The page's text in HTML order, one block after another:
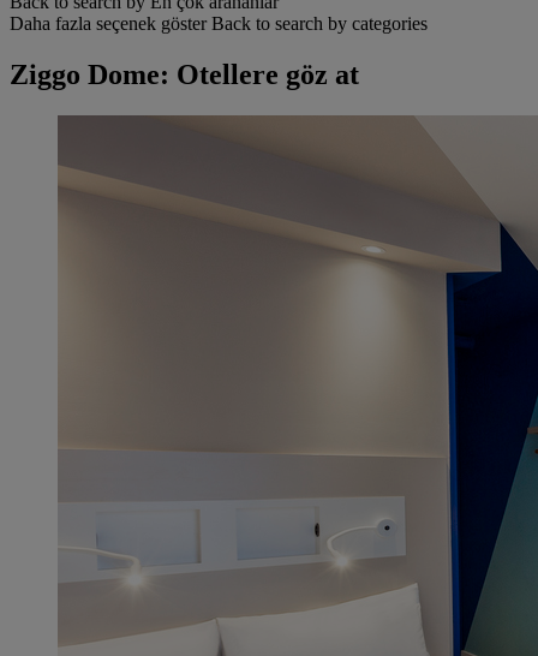
Daha fazla seçenek göster Back to search by categories
Ziggo Dome: Otellere göz at